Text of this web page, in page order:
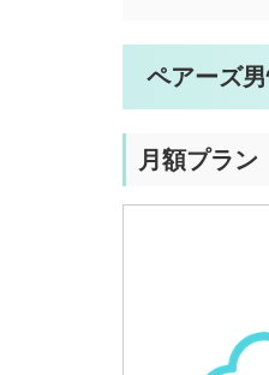
ペアーズ
月額プラン